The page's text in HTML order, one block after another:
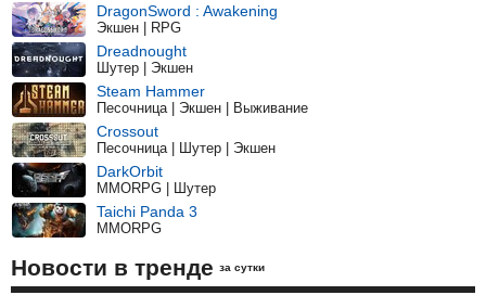
DragonSword : Awakening
Экшен | RPG
Dreadnought
Шутер | Экшен
Steam Hammer
Песочница | Экшен | Выживание
Crossout
Песочница | Шутер | Экшен
DarkOrbit
MMORPG | Шутер
Taichi Panda 3
MMORPG
Новости в тренде за сутки